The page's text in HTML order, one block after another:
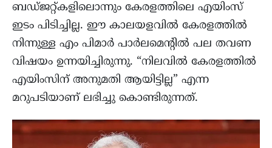
ബഡ്ജറ്റ്കളിലൊന്നും കേരളത്തിലെ എയിംസ്
ഇടം പിടിച്ചില്ല. ഈ കാലയളവിൽ കേരളത്തിൽ
നിന്നുള്ള എം പിമാർ പാർലമെന്റിൽ പല തവണ
വിഷയം ഉന്നയിച്ചിരുന്നു. “നിലവിൽ കേരളത്തിൽ
എയിംസിന് അനുമതി ആയിട്ടില്ല” എന്ന
മറുപടിയാണ് ലഭിച്ചു കൊണ്ടിരുന്നത്.